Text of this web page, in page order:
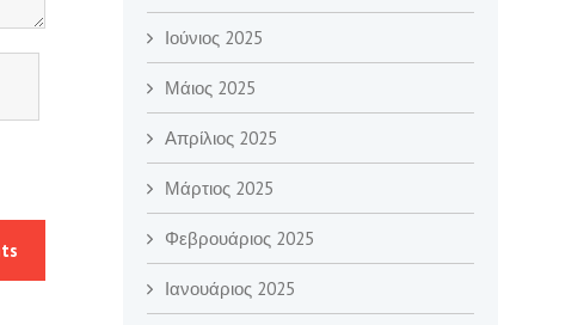
Ιούνιος 2025
Μάιος 2025
Απρίλιος 2025
Μάρτιος 2025
Φεβρουάριος 2025
Ιανουάριος 2025